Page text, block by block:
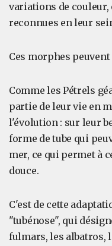
variations de
reconnues en leur
Ces morphes
Comme les Pétrels
partie de leur vie en
l'évolution : sur leur
forme de tube qui
mer, ce qui permet à
douce.
C'est de cette
"tubénose", qui
fulmars, les albatros,